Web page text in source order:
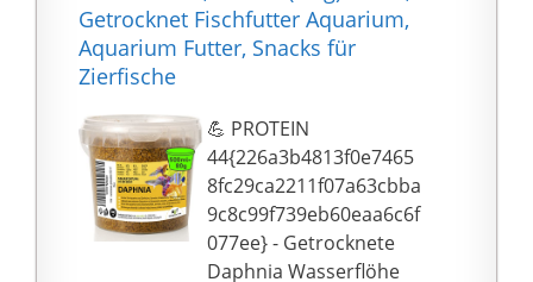
Entwicklung und
Vitalität
Die recht großen
der Schildkröte in
kleinere Happen
zerrissen werden, was
dem natürlichen
Fressverhalten
entspricht
Getrocknet Fischfutter Aquarium,
Aquarium Futter, Snacks für
Zierfische
💪 PROTEIN
44{226a3b4813f0e7465
8fc29ca2211f07a63cbba
9c8c99f739eb60eaa6c6f
077ee} - Getrocknete
Daphnia Wasserflöhe